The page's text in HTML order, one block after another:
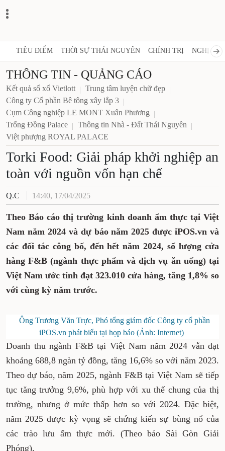
TIÊU ĐIỂM THỜI SỰ THÁI NGUYÊN CHÍNH TRỊ NGHỊ
THÔNG TIN - QUẢNG CÁO
Kết quả sổ xố Vietlott
Trung tâm luyện chữ đẹp
Công ty Cổ phần Bê tông xây lắp 3
Cụm Công nghiệp LE MONT Xuân Phương
Trống Đồng Palace
Thông tin Nhà - Đất Thái Nguyên
Việt phượng ROYAL PALACE
Torki Food: Giải pháp khởi nghiệp an
toàn với nguồn vốn hạn chế
Q.C 14:40, 17/04/2025
Theo Báo cáo thị trường kinh doanh ẩm thực tại Việt
Nam năm 2024 và dự báo năm 2025 được iPOS.vn và
các đối tác công bố, đến hết năm 2024, số lượng cửa
hàng F&B (ngành thực phẩm và dịch vụ ăn uống) tại
Việt Nam ước tính đạt 323.010 cửa hàng, tăng 1,8% so
với cùng kỳ năm trước.
Ông Trương Văn Trực, Phó tổng giám đốc Công ty cổ phần
iPOS.vn phát biểu tại họp báo (Ảnh: Internet)
Doanh thu ngành F&B tại Việt Nam năm 2024 vẫn đạt
khoảng 688,8 ngàn tỷ đồng, tăng 16,6% so với năm 2023.
Theo dự báo, năm 2025, ngành F&B tại Việt Nam sẽ tiếp
tục tăng trưởng 9,6%, phù hợp với xu thế chung của thị
trường, nhưng ở mức thấp hơn so với 2024. Đặc biệt,
năm 2025 được kỳ vọng sẽ chứng kiến sự bùng nổ của
các trào lưu ẩm thực mới. (Theo báo Sài Gòn Giải
Phóng).